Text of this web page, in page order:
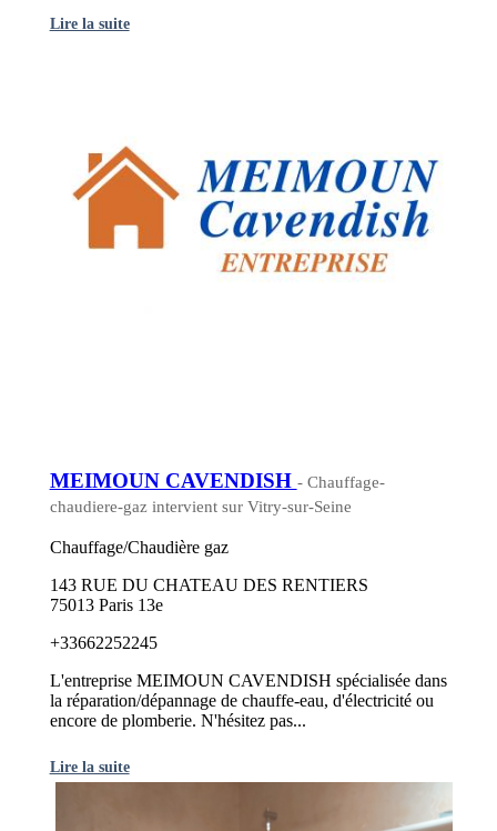
Lire la suite
MEIMOUN CAVENDISH - Chauffage-
chaudiere-gaz intervient sur Vitry-sur-Seine
Chauffage/Chaudière gaz
143 RUE DU CHATEAU DES RENTIERS
75013 Paris 13e
+33662252245
L'entreprise MEIMOUN CAVENDISH spécialisée dans
la réparation/dépannage de chauffe-eau, d'électricité ou
encore de plomberie. N'hésitez pas...
Lire la suite